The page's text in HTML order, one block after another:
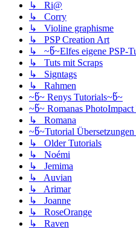
↳ Ri@
↳ Corry
↳ Violine graphisme
↳ PSP Creation Art
↳ ~წ~Elfes eigene PSP-
↳ Tuts mit Scraps
↳ Signtags
↳ Rahmen
~წ~ Renys Tutorials~წ~
~წ~ Romanas
↳ Romana
~წ~Tutorial
↳ Older Tutorials
↳ Noémi
↳ Jemima
↳ Auvian
↳ Arimar
↳ Joanne
↳ RoseOrange
↳ Raven